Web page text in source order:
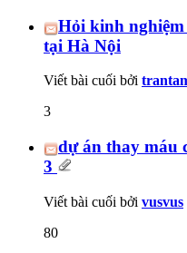
Hỏi kinh
tại Hà Nội
Viết bài cuối bởi
3
dự án thay máu
3
Viết bài cuối bởi vusvus
80